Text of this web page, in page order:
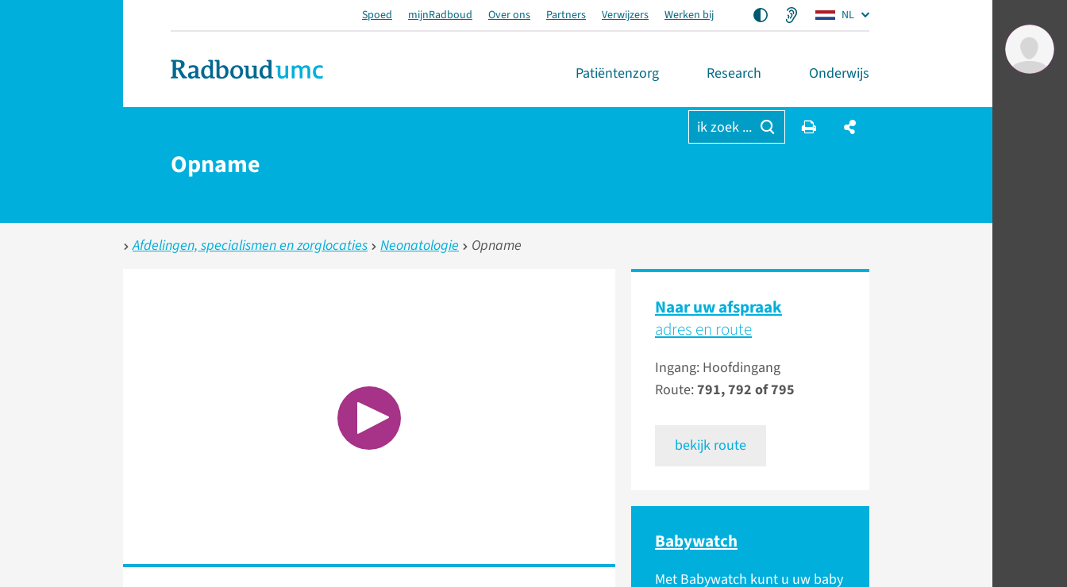
Spoed mijnRadboud Over ons Partners Verwijzers Werken bij NL
Patiëntenzorg Research Onderwijs
ik zoek ...
Opname
Afdelingen, specialismen en zorglocaties Neonatologie Opname
Naar uw afspraak
adres en route
Ingang: Hoofdingang
Route:791, 792 of 795
bekijk route
Babywatch
Met Babywatch kunt u uw baby